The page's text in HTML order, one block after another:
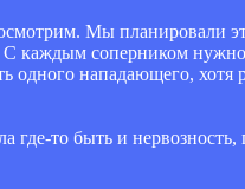
Мы планировали
каждым соперником
одного нападающего,
где-то быть и